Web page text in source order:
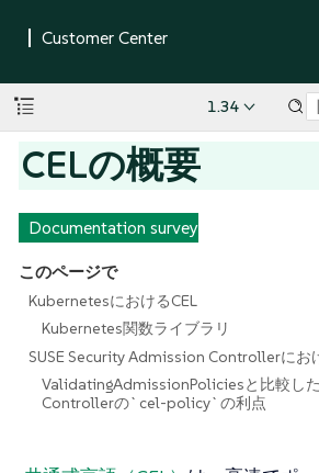
1.34
CELの概要
Documentation survey
このページで
KubernetesにおけるCEL
Kubernetes関数ライブラリ
SUSE Security Admission Controllerにお
ValidatingAdmissionPoliciesと比較し
Controllerの`cel-policy`の利点